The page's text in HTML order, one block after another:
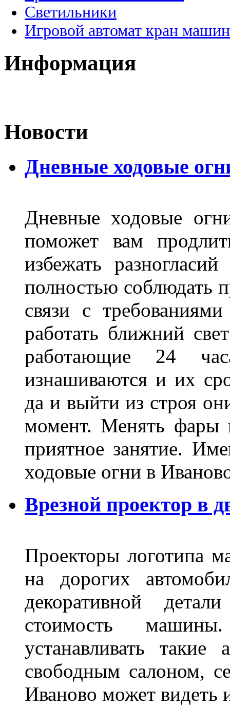
Светильники
Игровой автомат кран
Информация
Новости
Дневные ходовые
Дневные ходовые
поможет вам
избежать
полностью соблюдать
связи с
работать ближний
работающие 24
изнашиваются и их
да и выйти из строя
момент. Менять
приятное занятие.
ходовые огни в
Врезной проектор в
Проекторы логотипа
на дорогих
декоративной
стоимость
устанавливать
свободным салоном,
Иваново может